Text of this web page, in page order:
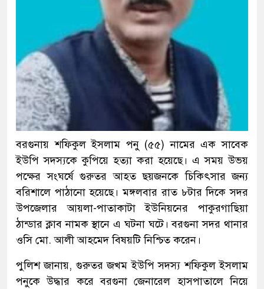
বরগুনায় শফিকুল ইসলাম পনু (৫৫) নামের এক সাবেক
ইউপি সদস্যকে কুপিয়ে হত্যা করা হয়েছে। এ সময় উভয়
পক্ষের সংঘর্ষে গুরুতর আহত ছয়জনকে চিকিৎসার জন্য
বরিশালে পাঠানো হয়েছে। মঙ্গলবার রাত ৮টার দিকে সদর
উপজেলার আয়লা-পাতাকাটা ইউনিয়নের পাকুরগাছিয়া
ঠান্ডার ক্লাব নামক স্থানে এ ঘটনা ঘটে। বরগুনা সদর থানার
ওসি মো. আলী আহমেদ বিষয়টি নিশ্চিত করেন।
পুলিশ জানায়, গুরুতর জখম ইউপি সদস্য শফিকুল ইসলাম
পনুকে উদ্ধার করে বরগুনা জেনারেল হাসপাতালে নিয়ে